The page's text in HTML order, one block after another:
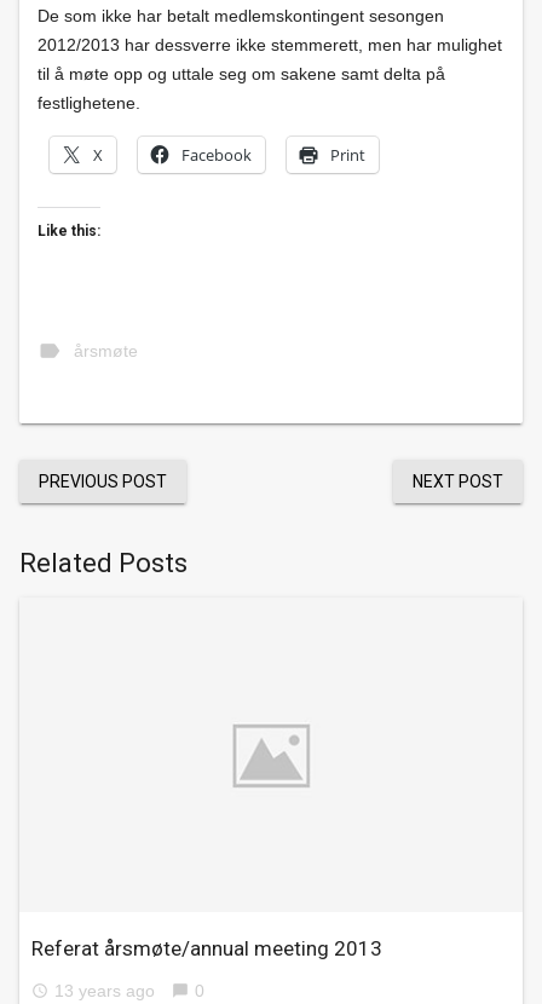
De som ikke har betalt medlemskontingent sesongen
2012/2013 har dessverre ikke stemmerett, men har mulighet
til å møte opp og uttale seg om sakene samt delta på
festlighetene.
X Facebook Print
Like this:
label årsmøte
PREVIOUS POST NEXT POST
Related Posts
Referat årsmøte/annual meeting 2013
access_time 13 years ago chat_bubble 0